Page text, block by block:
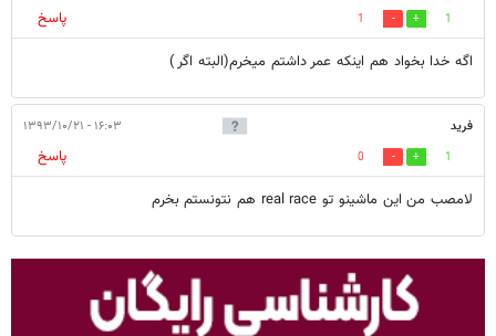
1
1
پاسخ
اگه خدا بخواد هم اينكه عمر داشتم ميخرم(البته اگر )
فرید ۱۶:۰۳ - ۱۳۹۳/۱۰/۲۱
1
0
پاسخ
لامصب من این ماشینو تو real race هم نتونستم بخرم